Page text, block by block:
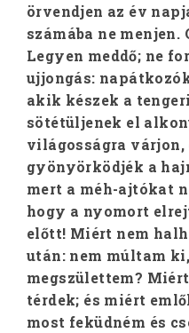
örvendjen az év
számába ne menjen.
Legyen meddő; ne
ujjongás:
akik készek a
sötétüljenek el
világosságra várjon,
gyönyörködjék a
mert a méh-ajtókat
hogy a nyomort
előtt! Miért nem
után: nem múltam
megszülettem?
térdek; és miért
most feküdném és